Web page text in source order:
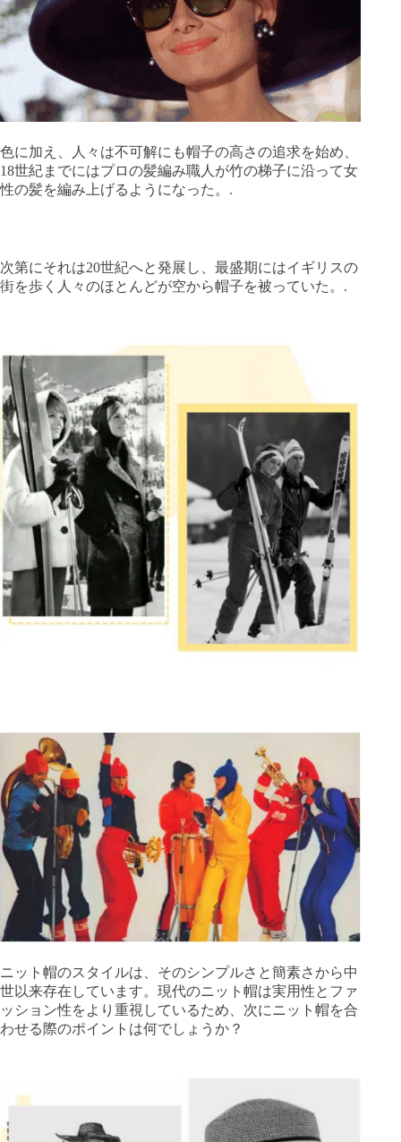
色に加え、人々は不可解にも帽子の高さの追求を始め、
18世紀までにはプロの髪編み職人が竹の梯子に沿って女
性の髪を編み上げるようになった。.
次第にそれは20世紀へと発展し、最盛期にはイギリスの
街を歩く人々のほとんどが空から帽子を被っていた。.
ニット帽のスタイルは、そのシンプルさと簡素さから中
世以来存在しています。現代のニット帽は実用性とファ
ッション性をより重視しているため、次にニット帽を合
わせる際のポイントは何でしょうか？